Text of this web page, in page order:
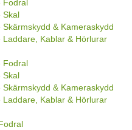
Fodral
Skal
Skärmskydd & Kameraskydd
Laddare, Kablar & Hörlurar
Fodral
Skal
Skärmskydd & Kameraskydd
Laddare, Kablar & Hörlurar